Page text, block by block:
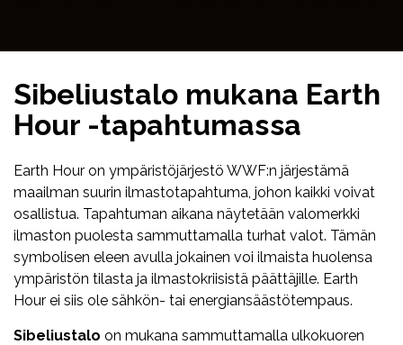
Sibeliustalo mukana Earth
Hour -tapahtumassa
Earth Hour on ympäristöjärjestö WWF:n järjestämä
maailman suurin ilmastotapahtuma, johon kaikki voivat
osallistua. Tapahtuman aikana näytetään valomerkki
ilmaston puolesta sammuttamalla turhat valot. Tämän
symbolisen eleen avulla jokainen voi ilmaista huolensa
ympäristön tilasta ja ilmastokriisistä päättäjille. Earth
Hour ei siis ole sähkön- tai energiansäästötempaus.
Sibeliustalo on mukana sammuttamalla ulkokuoren